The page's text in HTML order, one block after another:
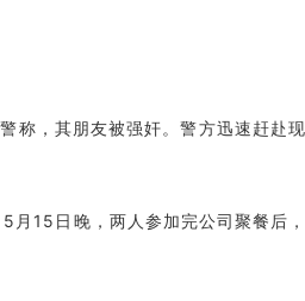
称，其朋友被强奸。警方迅速赶赴
月15日晚，两人参加完公司聚餐后，